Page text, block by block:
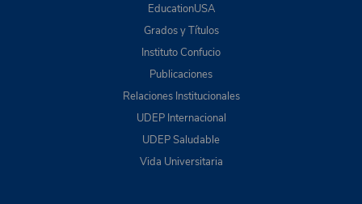
EducationUSA
Grados y Títulos
Instituto Confucio
Publicaciones
Relaciones Institucionales
UDEP Internacional
UDEP Saludable
Vida Universitaria